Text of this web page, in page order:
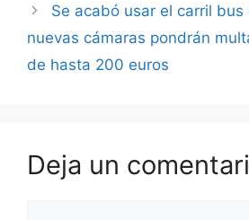
Se acabó usar el carril bus
nuevas cámaras pondrán
de hasta 200 euros
Deja un